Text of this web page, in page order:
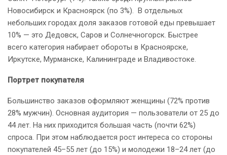
Новосибирск и Красноярск (по 3%). В отдельных
небольших городах доля заказов готовой еды превышает
10% — это Дедовск, Саров и Солнечногорск. Быстрее
всего категория набирает обороты в Красноярске,
Иркутске, Мурманске, Калининграде и Владивостоке.
Портрет покупателя
Большинство заказов оформляют женщины (72% против
28% мужчин). Основная аудитория — пользователи от 25 до
44 лет. На них приходится большая часть (почти 62%)
спроса. При этом наблюдается рост интереса со стороны
покупателей 45–55 лет (до 15%) и молодежи 18–24 лет (до